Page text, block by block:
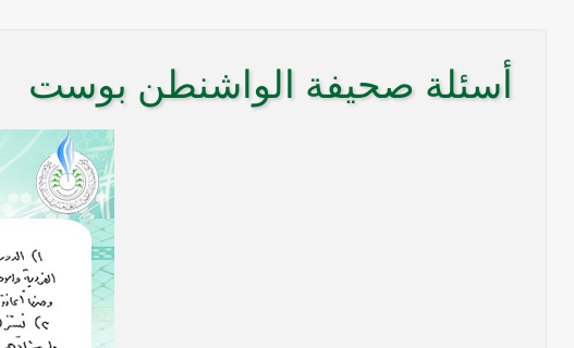
على مناطق واسعة في محافظتي نينوى وصلاح الدين وإعلانها أنها
بيان صادر من مكتب سماحة السيد السيستاني -دام ظلّه - في النجف
أسئلة صحيفة الواشنطن بوست